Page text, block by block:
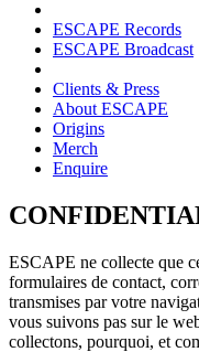
ESCAPE Records
ESCAPE Broadcast
Clients & Press
About ESCAPE
Origins
Merch
Enquire
ESCAPE ne collecte que
formulaires de contact,
transmises par votre
vous suivons pas sur le
collectons, pourquoi, et